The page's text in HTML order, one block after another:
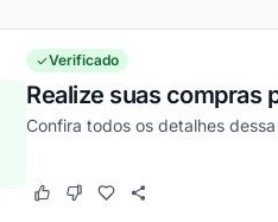
Verificado
Realize suas compras
Confira todos os detalhes
Este cupom funcionou
Este cupom não funcionou